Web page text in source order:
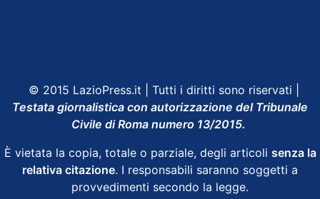
© 2015 LazioPress.it | Tutti i diritti sono riservati |
Testata giornalistica con autorizzazione del Tribunale
Civile di Roma numero 13/2015.
È vietata la copia, totale o parziale, degli articoli senza la
relativa citazione. I responsabili saranno soggetti a
provvedimenti secondo la legge.